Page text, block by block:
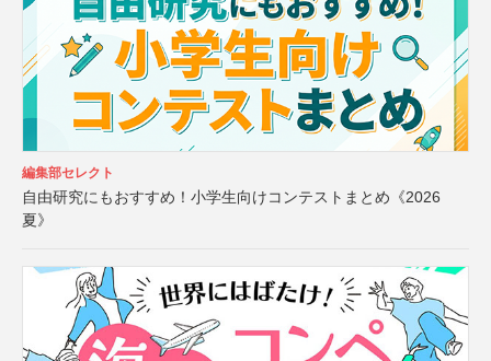
編集部セレクト
自由研究にもおすすめ！小学生向けコンテストまとめ《2026
夏》